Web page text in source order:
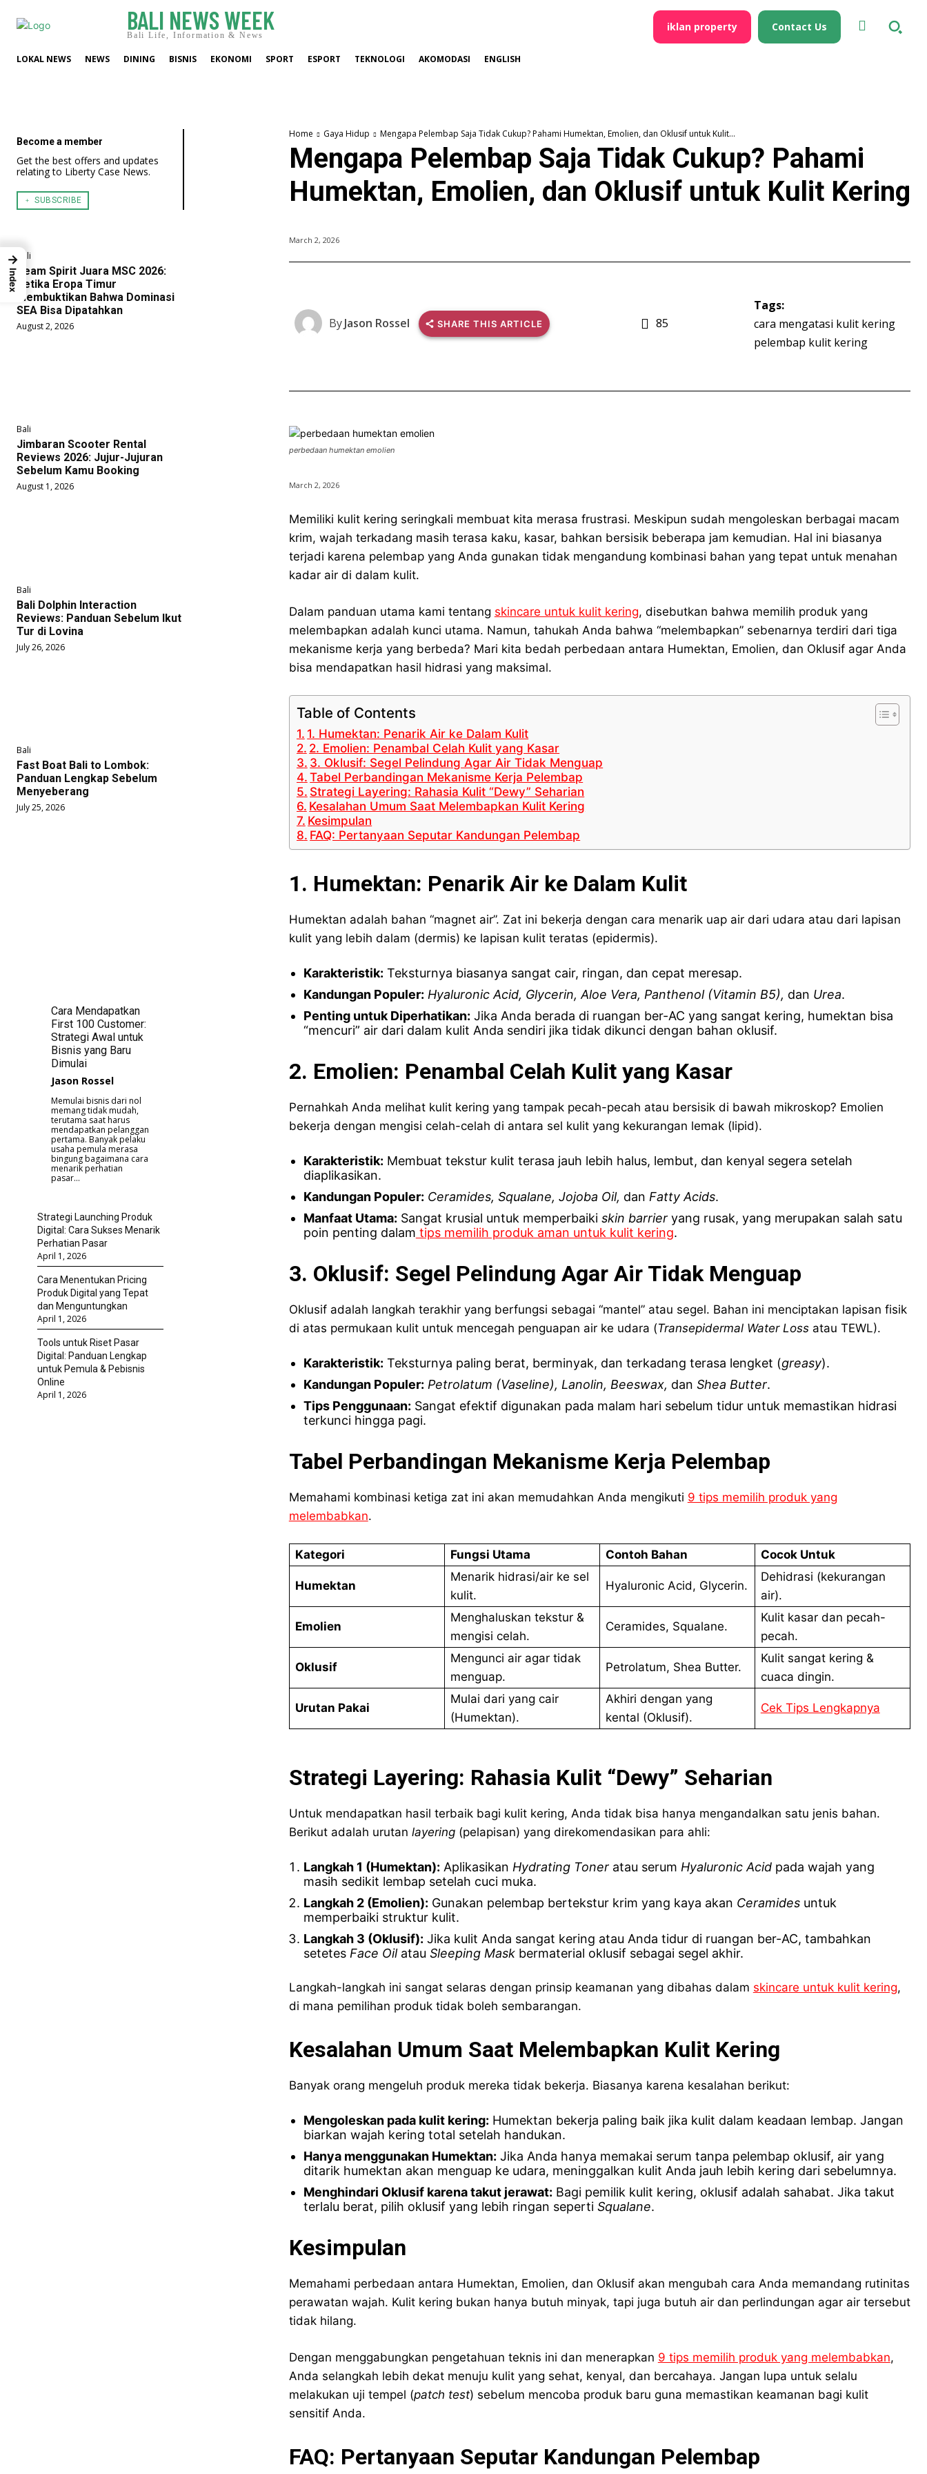
BALI NEWS WEEK
Bali Life, Information & News
iklan property Contact Us
LOKAL NEWS NEWS DINING BISNIS EKONOMI SPORT ESPORT TEKNOLOGI AKOMODASI ENGLISH
Become a member
Get the best offers and updates
relating to Liberty Case News.
﹢ SUBSCRIBE
Bali
Team Spirit Juara MSC 2026:
Ketika Eropa Timur
Membuktikan Bahwa Dominasi
SEA Bisa Dipatahkan
August 2, 2026
Bali
Jimbaran Scooter Rental
Reviews 2026: Jujur-Jujuran
Sebelum Kamu Booking
August 1, 2026
Bali
Bali Dolphin Interaction
Reviews: Panduan Sebelum Ikut
Tur di Lovina
July 26, 2026
Bali
Fast Boat Bali to Lombok:
Panduan Lengkap Sebelum
Menyeberang
July 25, 2026
Cara Mendapatkan
First 100 Customer:
Strategi Awal untuk
Bisnis yang Baru
Dimulai
Jason Rossel
Memulai bisnis dari nol
memang tidak mudah,
terutama saat harus
mendapatkan pelanggan
pertama. Banyak pelaku
usaha pemula merasa
bingung bagaimana cara
menarik perhatian
pasar...
Strategi Launching Produk
Digital: Cara Sukses Menarik
Perhatian Pasar
April 1, 2026
Cara Menentukan Pricing
Produk Digital yang Tepat
dan Menguntungkan
April 1, 2026
Tools untuk Riset Pasar
Digital: Panduan Lengkap
untuk Pemula & Pebisnis
Online
April 1, 2026
Home Gaya Hidup Mengapa Pelembap Saja Tidak Cukup? Pahami Humektan, Emolien, dan Oklusif untuk Kulit...
Mengapa Pelembap Saja Tidak Cukup? Pahami
Humektan, Emolien, dan Oklusif untuk Kulit Kering
March 2, 2026
ByJason Rossel SHARE THIS ARTICLE 85
Tags:
cara mengatasi kulit kering
pelembap kulit kering
perbedaan humektan emolien
March 2, 2026
Memiliki kulit kering seringkali membuat kita merasa frustrasi. Meskipun sudah mengoleskan berbagai macam
krim, wajah terkadang masih terasa kaku, kasar, bahkan bersisik beberapa jam kemudian. Hal ini biasanya
terjadi karena pelembap yang Anda gunakan tidak mengandung kombinasi bahan yang tepat untuk menahan
kadar air di dalam kulit.
Dalam panduan utama kami tentang skincare untuk kulit kering, disebutkan bahwa memilih produk yang
melembapkan adalah kunci utama. Namun, tahukah Anda bahwa “melembapkan” sebenarnya terdiri dari tiga
mekanisme kerja yang berbeda? Mari kita bedah perbedaan antara Humektan, Emolien, dan Oklusif agar Anda
bisa mendapatkan hasil hidrasi yang maksimal.
Table of Contents
1. Humektan: Penarik Air ke Dalam Kulit
2. Emolien: Penambal Celah Kulit yang Kasar
3. Oklusif: Segel Pelindung Agar Air Tidak Menguap
Tabel Perbandingan Mekanisme Kerja Pelembap
Strategi Layering: Rahasia Kulit “Dewy” Seharian
Kesalahan Umum Saat Melembapkan Kulit Kering
Kesimpulan
FAQ: Pertanyaan Seputar Kandungan Pelembap
1. Humektan: Penarik Air ke Dalam Kulit
Humektan adalah bahan “magnet air”. Zat ini bekerja dengan cara menarik uap air dari udara atau dari lapisan
kulit yang lebih dalam (dermis) ke lapisan kulit teratas (epidermis).
Karakteristik: Teksturnya biasanya sangat cair, ringan, dan cepat meresap.
Kandungan Populer: Hyaluronic Acid, Glycerin, Aloe Vera, Panthenol (Vitamin B5), dan Urea.
Penting untuk Diperhatikan: Jika Anda berada di ruangan ber-AC yang sangat kering, humektan bisa
“mencuri” air dari dalam kulit Anda sendiri jika tidak dikunci dengan bahan oklusif.
2. Emolien: Penambal Celah Kulit yang Kasar
Pernahkah Anda melihat kulit kering yang tampak pecah-pecah atau bersisik di bawah mikroskop? Emolien
bekerja dengan mengisi celah-celah di antara sel kulit yang kekurangan lemak (lipid).
Karakteristik: Membuat tekstur kulit terasa jauh lebih halus, lembut, dan kenyal segera setelah
diaplikasikan.
Kandungan Populer: Ceramides, Squalane, Jojoba Oil, dan Fatty Acids.
Manfaat Utama: Sangat krusial untuk memperbaiki skin barrieryang rusak, yang merupakan salah satu
poin penting dalam tips memilih produk aman untuk kulit kering.
3. Oklusif: Segel Pelindung Agar Air Tidak Menguap
Oklusif adalah langkah terakhir yang berfungsi sebagai “mantel” atau segel. Bahan ini menciptakan lapisan fisik
di atas permukaan kulit untuk mencegah penguapan air ke udara (Transepidermal Water Lossatau TEWL).
Karakteristik: Teksturnya paling berat, berminyak, dan terkadang terasa lengket (greasy).
Kandungan Populer: Petrolatum (Vaseline), Lanolin, Beeswax, dan Shea Butter.
Tips Penggunaan: Sangat efektif digunakan pada malam hari sebelum tidur untuk memastikan hidrasi
terkunci hingga pagi.
Tabel Perbandingan Mekanisme Kerja Pelembap
Memahami kombinasi ketiga zat ini akan memudahkan Anda mengikuti 9 tips memilih produk yang
melembabkan.
Kategori Fungsi Utama Contoh Bahan Cocok Untuk
Humektan
Menarik hidrasi/air ke sel
kulit.
Hyaluronic Acid, Glycerin.
Dehidrasi (kekurangan
air).
Emolien
Menghaluskan tekstur &
mengisi celah.
Ceramides, Squalane.
Kulit kasar dan pecah-
pecah.
Oklusif
Mengunci air agar tidak
menguap.
Petrolatum, Shea Butter.
Kulit sangat kering &
cuaca dingin.
Urutan Pakai
Mulai dari yang cair
(Humektan).
Akhiri dengan yang
kental (Oklusif).
Cek Tips Lengkapnya
Strategi Layering: Rahasia Kulit “Dewy” Seharian
Untuk mendapatkan hasil terbaik bagi kulit kering, Anda tidak bisa hanya mengandalkan satu jenis bahan.
Berikut adalah urutan layering(pelapisan) yang direkomendasikan para ahli:
Langkah 1 (Humektan): Aplikasikan Hydrating Toneratau serum Hyaluronic Acidpada wajah yang
masih sedikit lembap setelah cuci muka.
Langkah 2 (Emolien): Gunakan pelembap bertekstur krim yang kaya akan Ceramidesuntuk
memperbaiki struktur kulit.
Langkah 3 (Oklusif): Jika kulit Anda sangat kering atau Anda tidur di ruangan ber-AC, tambahkan
setetes Face Oilatau Sleeping Maskbermaterial oklusif sebagai segel akhir.
Langkah-langkah ini sangat selaras dengan prinsip keamanan yang dibahas dalam skincare untuk kulit kering,
di mana pemilihan produk tidak boleh sembarangan.
Kesalahan Umum Saat Melembapkan Kulit Kering
Banyak orang mengeluh produk mereka tidak bekerja. Biasanya karena kesalahan berikut:
Mengoleskan pada kulit kering: Humektan bekerja paling baik jika kulit dalam keadaan lembap. Jangan
biarkan wajah kering total setelah handukan.
Hanya menggunakan Humektan: Jika Anda hanya memakai serum tanpa pelembap oklusif, air yang
ditarik humektan akan menguap ke udara, meninggalkan kulit Anda jauh lebih kering dari sebelumnya.
Menghindari Oklusif karena takut jerawat: Bagi pemilik kulit kering, oklusif adalah sahabat. Jika takut
terlalu berat, pilih oklusif yang lebih ringan seperti Squalane.
Kesimpulan
Memahami perbedaan antara Humektan, Emolien, dan Oklusif akan mengubah cara Anda memandang rutinitas
perawatan wajah. Kulit kering bukan hanya butuh minyak, tapi juga butuh air dan perlindungan agar air tersebut
tidak hilang.
Dengan menggabungkan pengetahuan teknis ini dan menerapkan 9 tips memilih produk yang melembabkan,
Anda selangkah lebih dekat menuju kulit yang sehat, kenyal, dan bercahaya. Jangan lupa untuk selalu
melakukan uji tempel (patch test) sebelum mencoba produk baru guna memastikan keamanan bagi kulit
sensitif Anda.
FAQ: Pertanyaan Seputar Kandungan Pelembap
→
Index